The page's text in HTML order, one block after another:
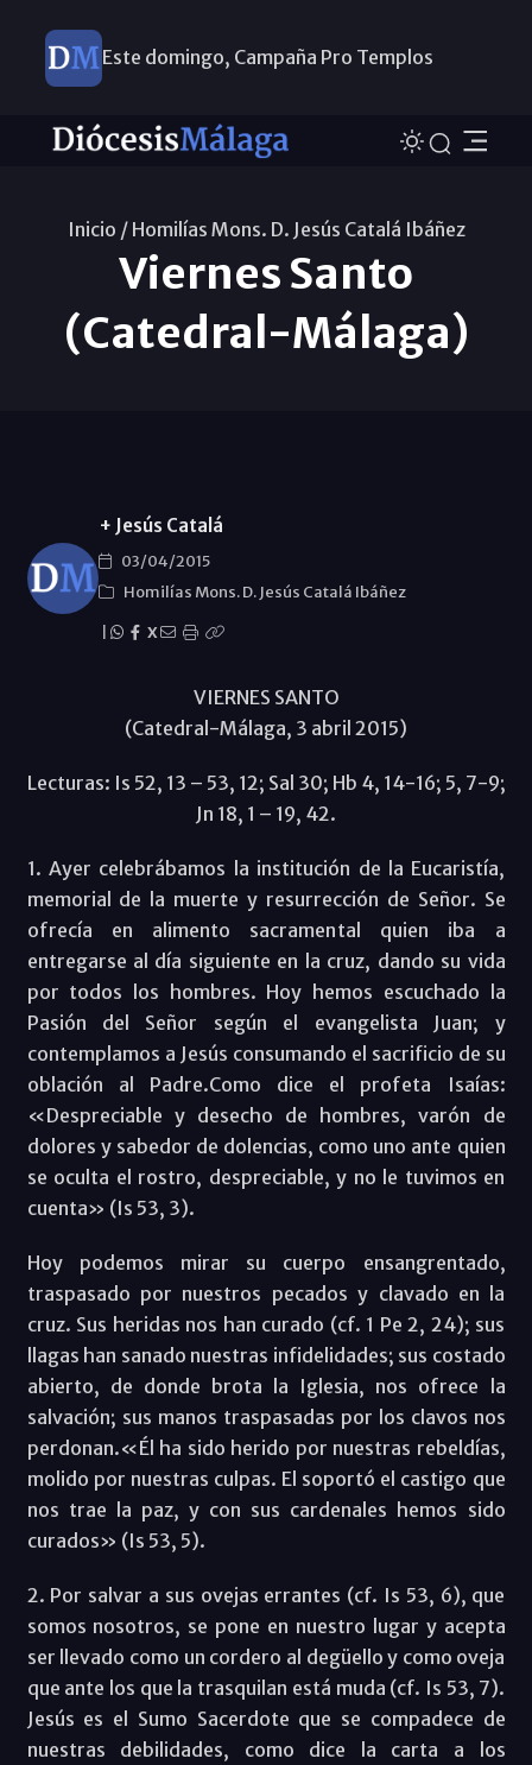
Este domingo, Campaña Pro Templos
Inicio / Homilías Mons. D. Jesús Catalá Ibáñez
Viernes Santo
(Catedral-Málaga)
+ Jesús Catalá
03/04/2015
Homilías Mons. D. Jesús Catalá Ibáñez
X
VIERNES SANTO
(Catedral-Málaga, 3 abril 2015)
Lecturas: Is 52, 13 – 53, 12; Sal 30; Hb 4, 14-16; 5, 7-9;
Jn 18, 1 – 19, 42.
1. Ayer celebrábamos la institución de la Eucaristía,
memorial de la muerte y resurrección de Señor. Se
ofrecía en alimento sacramental quien iba a
entregarse al día siguiente en la cruz, dando su vida
por todos los hombres. Hoy hemos escuchado la
Pasión del Señor según el evangelista Juan; y
contemplamos a Jesús consumando el sacrificio de su
oblación al Padre.Como dice el profeta Isaías:
«Despreciable y desecho de hombres, varón de
dolores y sabedor de dolencias, como uno ante quien
se oculta el rostro, despreciable, y no le tuvimos en
cuenta» (Is 53, 3).
Hoy podemos mirar su cuerpo ensangrentado,
traspasado por nuestros pecados y clavado en la
cruz. Sus heridas nos han curado (cf. 1 Pe 2, 24); sus
llagas han sanado nuestras infidelidades; sus costado
abierto, de donde brota la Iglesia, nos ofrece la
salvación; sus manos traspasadas por los clavos nos
perdonan.«Él ha sido herido por nuestras rebeldías,
molido por nuestras culpas. El soportó el castigo que
nos trae la paz, y con sus cardenales hemos sido
curados» (Is 53, 5).
2. Por salvar a sus ovejas errantes (cf. Is 53, 6), que
somos nosotros, se pone en nuestro lugar y acepta
ser llevado como un cordero al degüello y como oveja
que ante los que la trasquilan está muda (cf. Is 53, 7).
Jesús es el Sumo Sacerdote que se compadece de
nuestras debilidades, como dice la carta a los